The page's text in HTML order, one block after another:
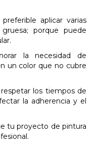
preferible aplicar varias
porque puede
la necesidad de
un color que no cubre
los tiempos de
la adherencia y el
tu proyecto de pintura